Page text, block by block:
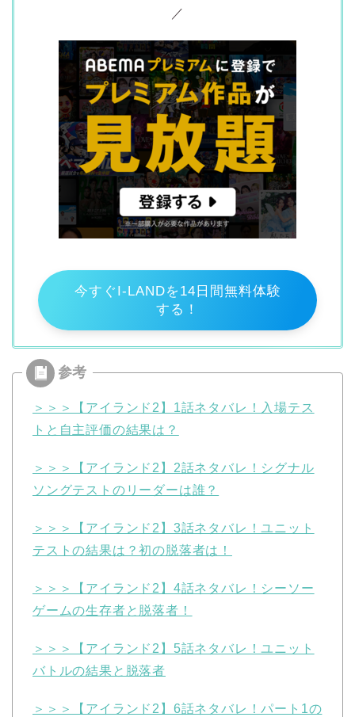
／
今すぐI-LANDを14日間無料体験
する！
＞＞＞【アイランド2】1話ネタバレ！入場テス
トと自主評価の結果は？
＞＞＞【アイランド2】2話ネタバレ！シグナル
ソングテストのリーダーは誰？
＞＞＞【アイランド2】3話ネタバレ！ユニット
テストの結果は？初の脱落者は！
＞＞＞【アイランド2】4話ネタバレ！シーソー
ゲームの生存者と脱落者！
＞＞＞【アイランド2】5話ネタバレ！ユニット
バトルの結果と脱落者
＞＞＞【アイランド2】6話ネタバレ！パート1の